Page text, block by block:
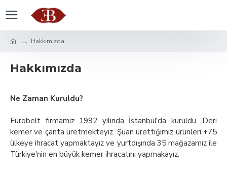
Hakkımızda
Hakkımızda
Ne Zaman Kuruldu?
Eurobelt firmamız 1992 yılında İstanbul'da kuruldu. Deri
kemer ve çanta üretmekteyiz. Şuan ürettiğimiz ürünleri +75
ülkeye ihracat yapmaktayız ve yurtdışında 35 mağazamız ile
Türkiye'nin en büyük kemer ihracatını yapmakayız.